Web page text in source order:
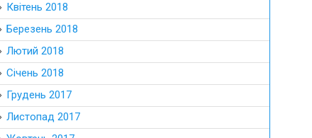
Квітень 2018
Березень 2018
Лютий 2018
Січень 2018
Грудень 2017
Листопад 2017